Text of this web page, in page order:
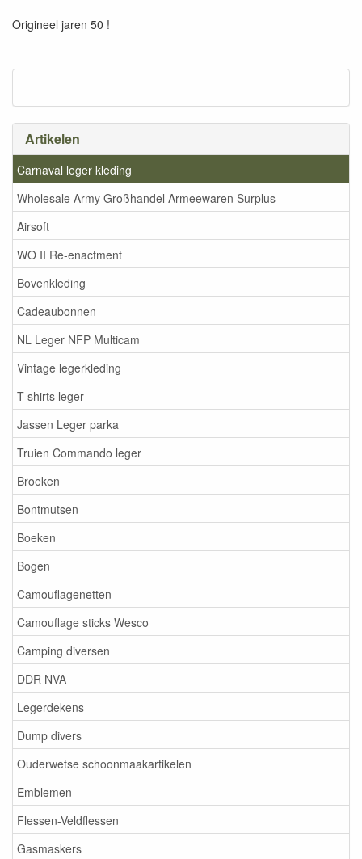
Artikelen
Carnaval leger kleding
Wholesale Army Großhandel Armeewaren Surplus
Airsoft
WO II Re-enactment
Bovenkleding
Cadeaubonnen
NL Leger NFP Multicam
Vintage legerkleding
T-shirts leger
Jassen Leger parka
Truien Commando leger
Broeken
Bontmutsen
Boeken
Bogen
Camouflagenetten
Camouflage sticks Wesco
Camping diversen
DDR NVA
Legerdekens
Dump divers
Ouderwetse schoonmaakartikelen
Emblemen
Flessen-Veldflessen
Gasmaskers
Origineel jaren 50 !